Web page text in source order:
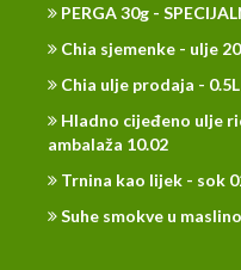
PERGA 30g -
Chia sjemenke - ulje
Chia ulje prodaja -
Hladno cijeđeno ulje
ambalaža 10.02
Trnina kao lijek - sok
Suhe smokve u